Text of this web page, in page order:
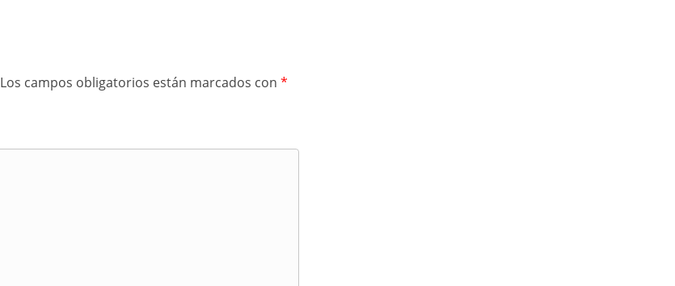
Los campos obligatorios están marcados con *